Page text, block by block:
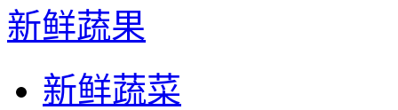
新鲜蔬果
新鲜蔬菜